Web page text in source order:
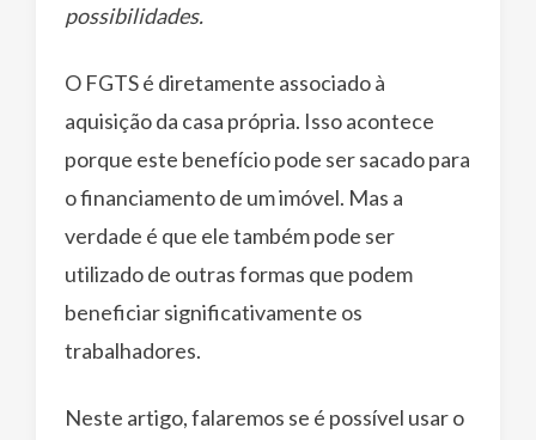
possibilidades.
O FGTS é diretamente associado à
aquisição da casa própria. Isso acontece
porque este benefício pode ser sacado para
o financiamento de um imóvel. Mas a
verdade é que ele também pode ser
utilizado de outras formas que podem
beneficiar significativamente os
trabalhadores.
Neste artigo, falaremos se é possível usar o